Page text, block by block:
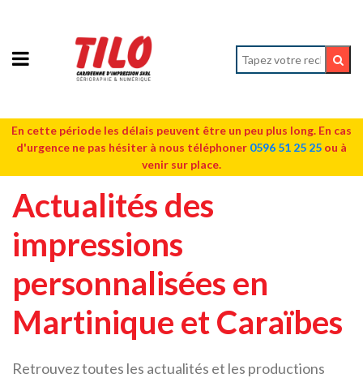
En cette période les délais peuvent être un peu plus long. En cas
d'urgence ne pas hésiter à nous téléphoner 0596 51 25 25 ou à
venir sur place.
Actualités des
impressions
personnalisées en
Martinique et Caraïbes
Retrouvez toutes les actualités et les productions